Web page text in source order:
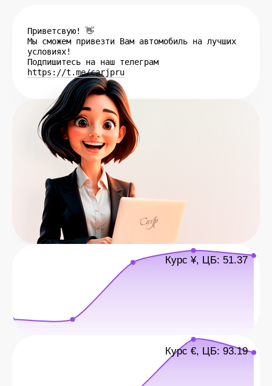
Приветсвую! 👋
Мы сможем привезти Вам автомобиль на лучших
условиях!
Подпишитесь на наш телеграм
https://t.me/carjpru
Курс ¥, ЦБ: 51.37
Курс €, ЦБ: 93.19